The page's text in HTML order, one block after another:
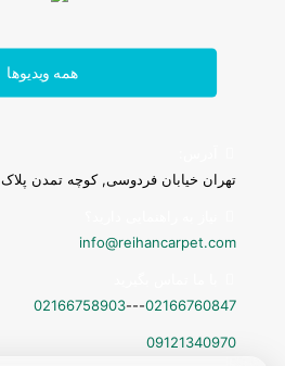
همه ویدیوها
تهران خیابان فردوسی, کوچه تمدن پلاک 11 - طبقه 2 - واحد8
info@reihancarpet.com
02166760847
---
02166758903
09121340970